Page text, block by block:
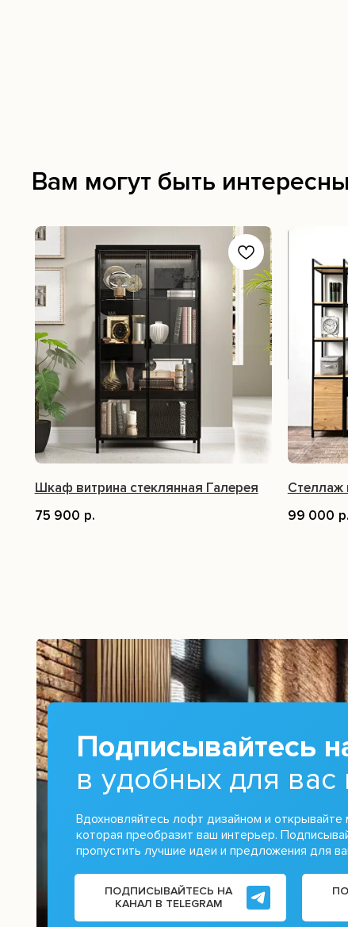
Вам могут быть
Шкаф витрина стеклянная Галерея
75 900 р.
Стеллаж
99 000 р.
Подписывайтесь
в удобных для
Вдохновляйтесь лофт дизайном и открывайте
которая преобразит ваш интерьер.
пропустить лучшие идеи и предложения для
ПОДПИСЫВАЙТЕСЬ НА
КАНАЛ В TELEGRAM